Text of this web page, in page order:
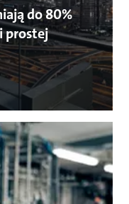
do 80%
prostej